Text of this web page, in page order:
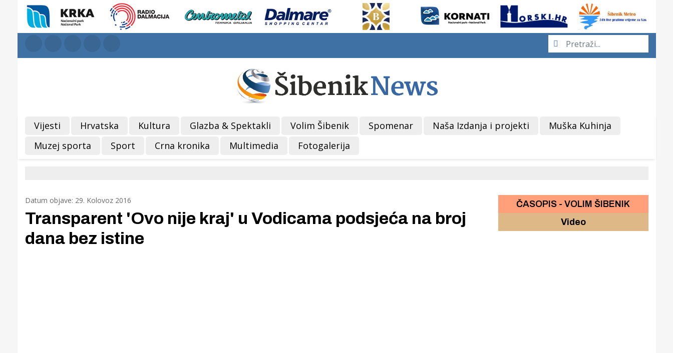
Vijesti Hrvatska Kultura Glazba & Spektakli Volim Šibenik Spomenar Naša Izdanja i projekti
Muška Kuhinja
Muzej sporta
Sport Crna kronika Multimedia Fotogalerija
Datum objave: 29. Kolovoz 2016
Transparent 'Ovo nije kraj' u Vodicama podsjeća na broj
dana bez istine
ČASOPIS - VOLIM ŠIBENIK
Video